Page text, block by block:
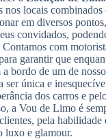
nos locais combinados
em diversos
convidados,
Contamos com
garantir que
bordo de um de
ser única e
dos carros e
a Vou de Limo é
pela habilidade
luxo e glamour.